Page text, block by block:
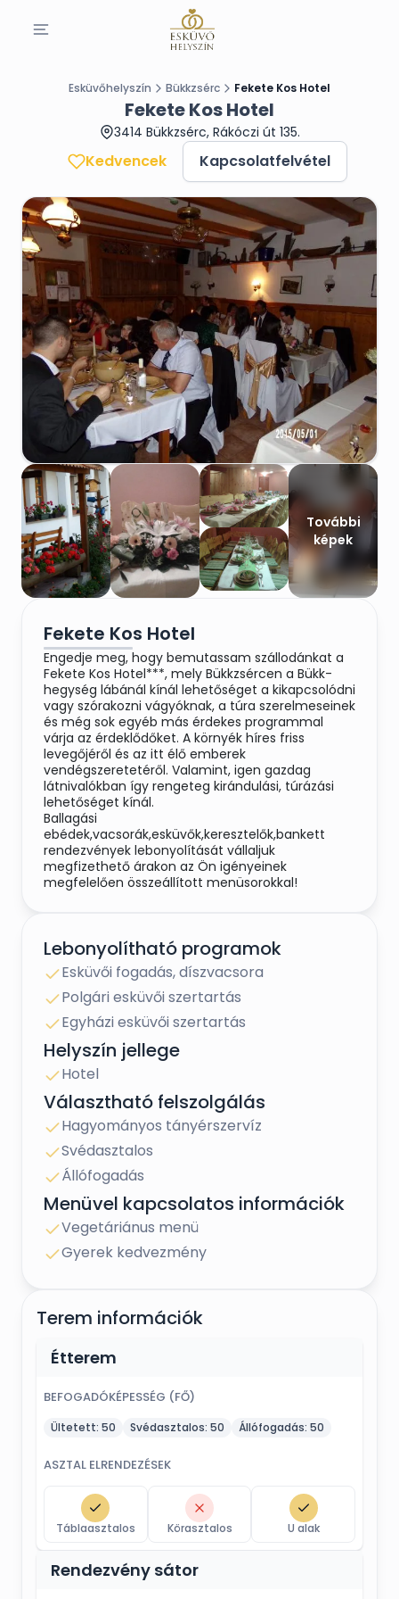
Esküvőhelyszín Bükkzsérc Fekete Kos Hotel
Fekete Kos Hotel
3414 Bükkzsérc, Rákóczi út 135.
Kedvencek Kapcsolatfelvétel
További
képek
Fekete Kos Hotel
Engedje meg, hogy bemutassam szállodánkat a
Fekete Kos Hotel***, mely Bükkzsércen a Bükk-
hegység lábánál kínál lehetőséget a kikapcsolódni
vagy szórakozni vágyóknak, a túra szerelmeseinek
és még sok egyéb más érdekes programmal
várja az érdeklődőket. A környék híres friss
levegőjéről és az itt élő emberek
vendégszeretetéről. Valamint, igen gazdag
látnivalókban így rengeteg kirándulási, túrázási
lehetőséget kínál.
Ballagási
ebédek,vacsorák,esküvők,keresztelők,bankett
rendezvények lebonyolítását vállaljuk
megfizethető árakon az Ön igényeinek
megfelelően összeállított menüsorokkal!
Lebonyolítható programok
Esküvői fogadás, díszvacsora
Polgári esküvői szertartás
Egyházi esküvői szertartás
Helyszín jellege
Hotel
Választható felszolgálás
Hagyományos tányérszervíz
Svédasztalos
Állófogadás
Menüvel kapcsolatos információk
Vegetáriánus menü
Gyerek kedvezmény
Terem információk
Étterem
BEFOGADÓKÉPESSÉG (FŐ)
Ültetett: 50 Svédasztalos: 50 Állófogadás: 50
ASZTAL ELRENDEZÉSEK
Táblaasztalos Körasztalos U alak
Rendezvény sátor